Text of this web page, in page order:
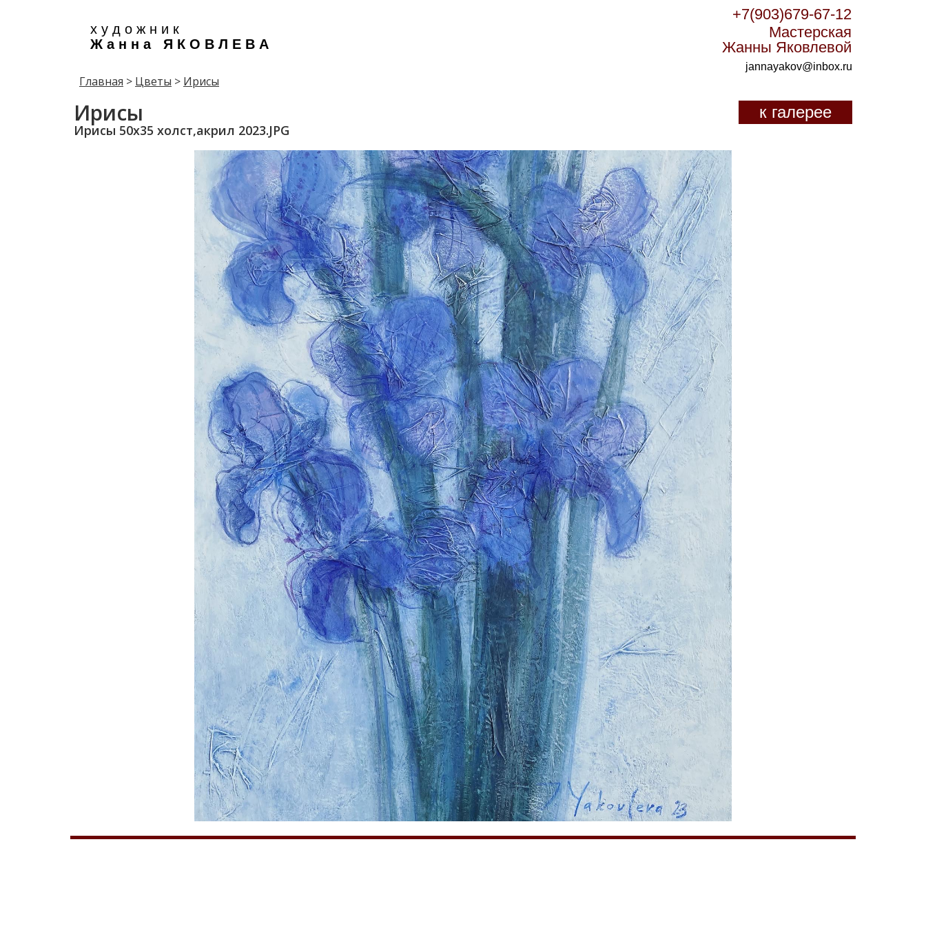
х у д о ж н и к
Ж а н н а Я К О В Л Е В А
+7(903)679-67-12
Мастерская
Жанны Яковлевой
jannayakov@inbox.ru
Главная > Цветы > Ирисы
Ирисы
Ирисы 50х35 холст,акрил 2023.JPG
к галерее